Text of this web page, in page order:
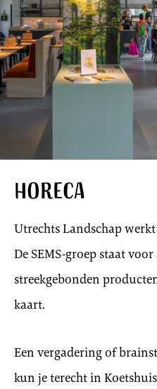
Horeca
Utrechts Landschap
De SEMS-groep staat
streekgebonden
kaart.
Een vergadering of
kun je terecht in